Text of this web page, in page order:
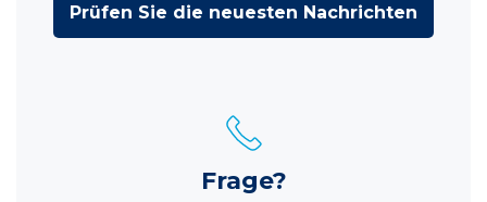
Prüfen Sie die neuesten Nachrichten
Frage?